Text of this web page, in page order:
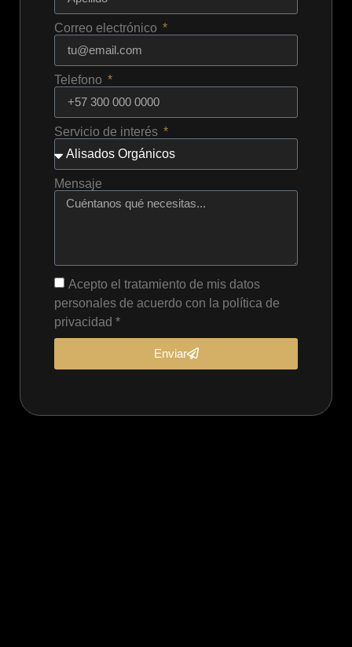
Correo electrónico
Telefono
Servicio de interés
Mensaje
Acepto el tratamiento de mis datos
personales de acuerdo con la política de
privacidad *
Enviar